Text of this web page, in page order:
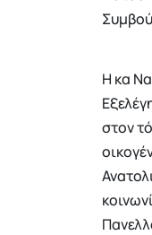
Η κα
στον